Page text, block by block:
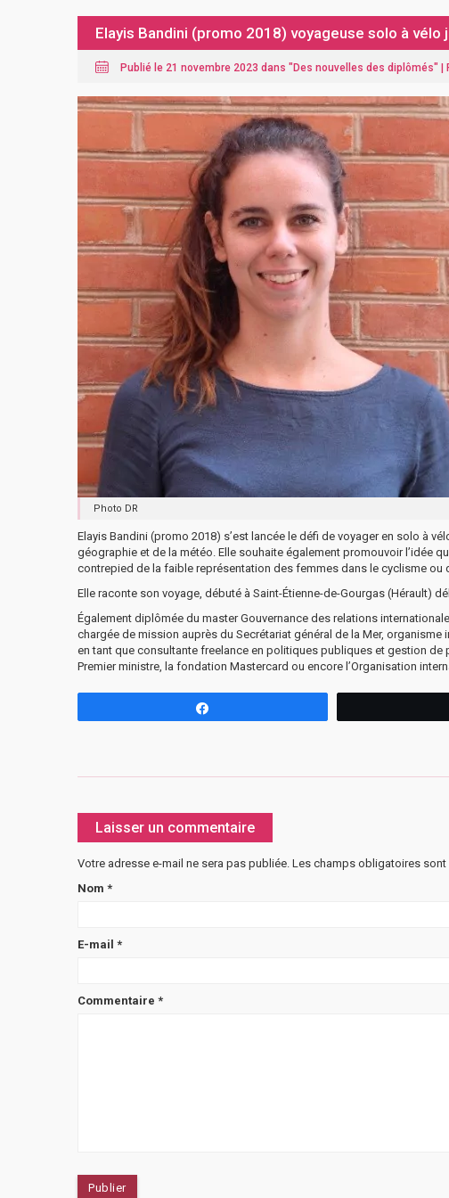
Elayis Bandini (promo 2018) voyageuse solo à vélo
Publié le 21 novembre 2023 dans "Des nouvelles des diplômés" |
Photo DR
Elayis Bandini (promo 2018) s’est lancée le défi de voyager en solo à
géographie et de la météo. Elle souhaite également promouvoir l’idée
contrepied de la faible représentation des femmes dans le cyclisme ou
Elle raconte son voyage, débuté à Saint-Étienne-de-Gourgas (Hérault)
Également diplômée du master Gouvernance des relations
chargée de mission auprès du Secrétariat général de la Mer, organisme
en tant que consultante freelance en politiques publiques et gestion
Premier ministre, la fondation Mastercard ou encore l’Organisation
Laisser un commentaire
Votre adresse e-mail ne sera pas publiée. Les champs obligatoires sont
Nom *
E-mail *
Commentaire *